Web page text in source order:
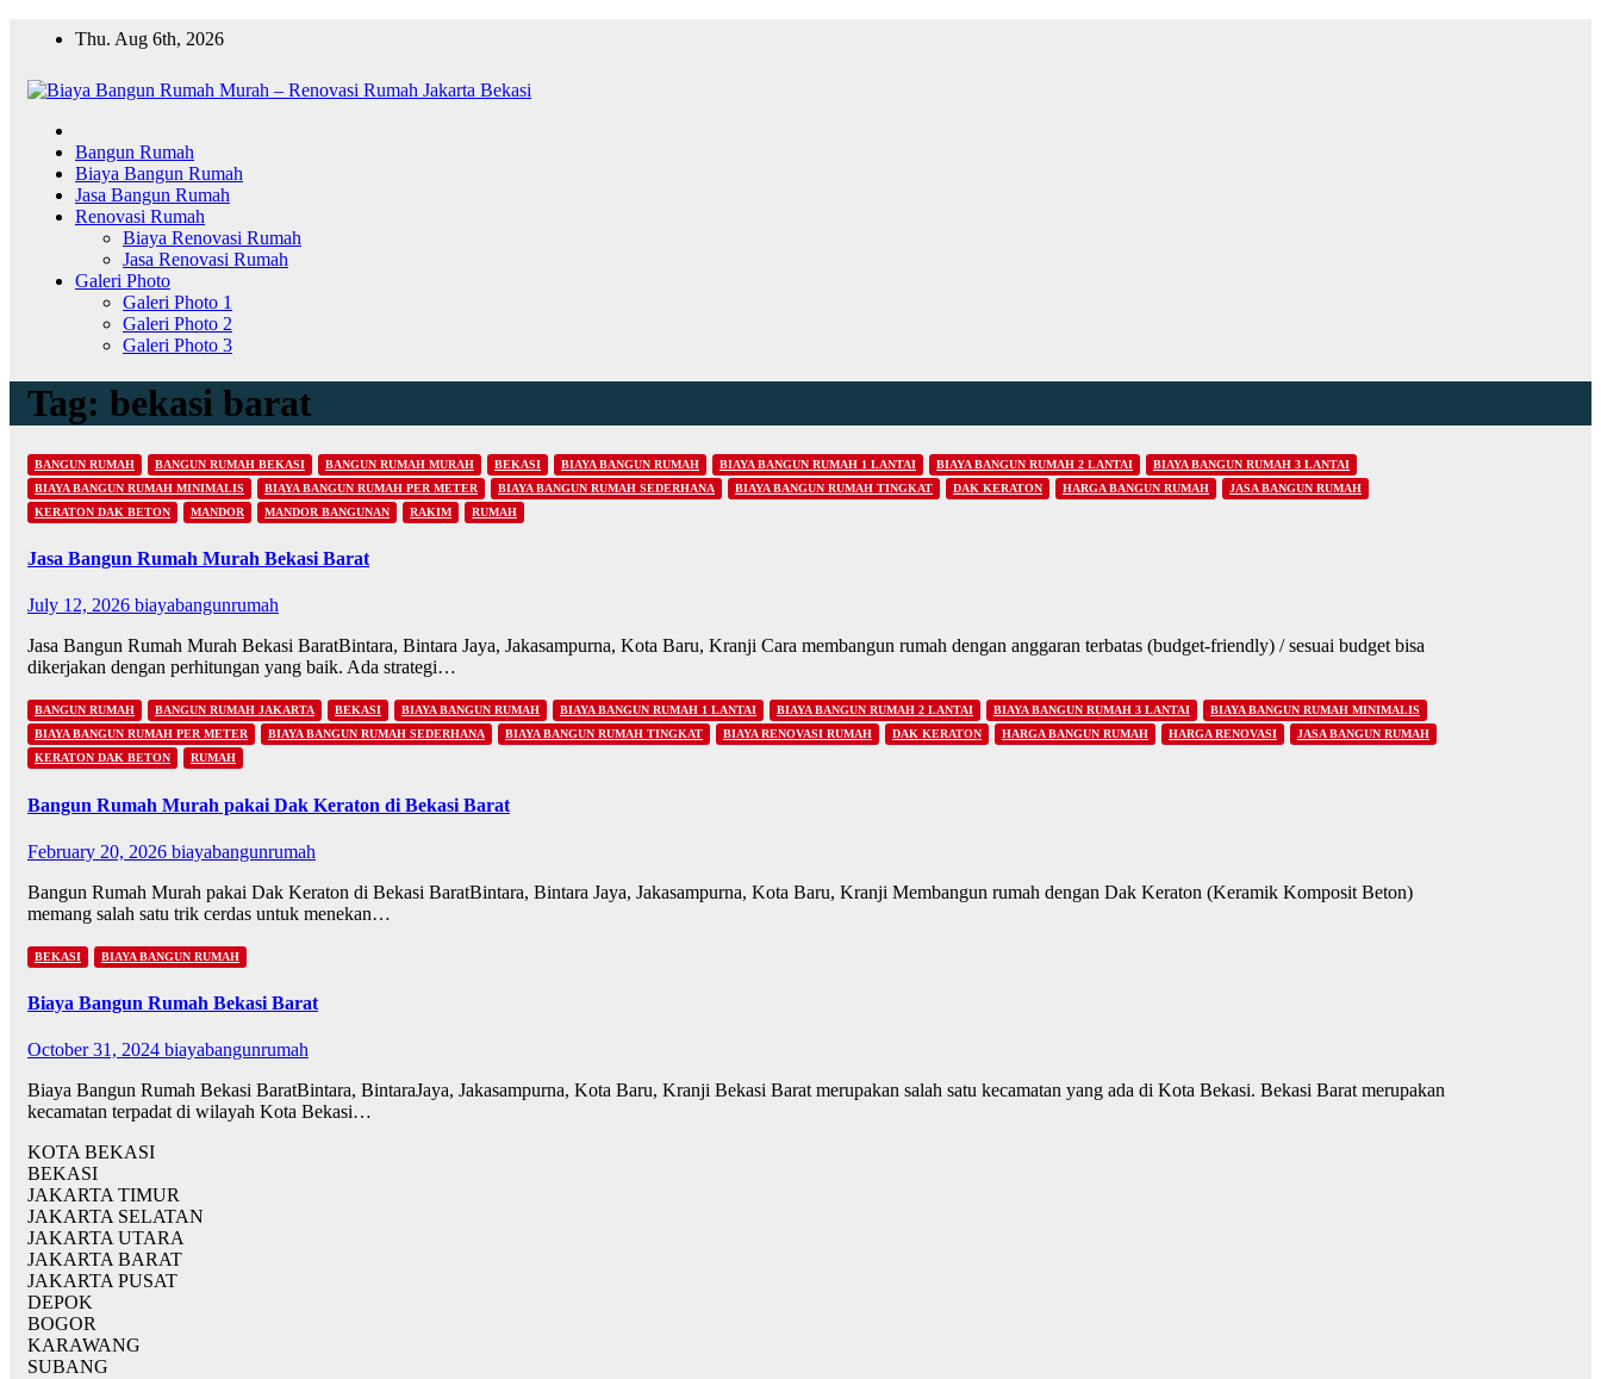
Thu. Aug 6th, 2026
Bangun Rumah
Biaya Bangun Rumah
Jasa Bangun Rumah
Renovasi Rumah
Biaya Renovasi Rumah
Jasa Renovasi Rumah
Galeri Photo
Galeri Photo 1
Galeri Photo 2
Galeri Photo 3
Tag: bekasi barat
BANGUN RUMAH BANGUN RUMAH BEKASI BANGUN RUMAH MURAH BEKASI BIAYA BANGUN RUMAH BIAYA BANGUN RUMAH 1 LANTAI BIAYA BANGUN RUMAH 2 LANTAI
BIAYA BANGUN RUMAH 3 LANTAI
BIAYA BANGUN RUMAH MINIMALIS
BIAYA BANGUN RUMAH PER METER BIAYA BANGUN RUMAH SEDERHANA BIAYA BANGUN RUMAH TINGKAT DAK KERATON HARGA BANGUN RUMAH
JASA BANGUN RUMAH
KERATON DAK BETON
MANDOR MANDOR BANGUNAN RAKIM RUMAH
Jasa Bangun Rumah Murah Bekasi Barat
July 12, 2026 biayabangunrumah
Jasa Bangun Rumah Murah Bekasi BaratBintara, Bintara Jaya, Jakasampurna, Kota Baru, Kranji Cara membangun rumah dengan anggaran terbatas (budget-friendly) / sesuai budget bisa
dikerjakan dengan perhitungan yang baik. Ada strategi…
BANGUN RUMAH BANGUN RUMAH JAKARTA BEKASI BIAYA BANGUN RUMAH BIAYA BANGUN RUMAH 1 LANTAI BIAYA BANGUN RUMAH 2 LANTAI BIAYA BANGUN RUMAH 3 LANTAI
BIAYA BANGUN RUMAH MINIMALIS
BIAYA BANGUN RUMAH PER METER
BIAYA BANGUN RUMAH SEDERHANA BIAYA BANGUN RUMAH TINGKAT BIAYA RENOVASI RUMAH DAK KERATON HARGA BANGUN RUMAH HARGA RENOVASI
JASA BANGUN RUMAH
KERATON DAK BETON
RUMAH
Bangun Rumah Murah pakai Dak Keraton di Bekasi Barat
February 20, 2026 biayabangunrumah
Bangun Rumah Murah pakai Dak Keraton di Bekasi BaratBintara, Bintara Jaya, Jakasampurna, Kota Baru, Kranji Membangun rumah dengan Dak Keraton (Keramik Komposit Beton)
memang salah satu trik cerdas untuk menekan…
BEKASI BIAYA BANGUN RUMAH
Biaya Bangun Rumah Bekasi Barat
October 31, 2024 biayabangunrumah
Biaya Bangun Rumah Bekasi BaratBintara, BintaraJaya, Jakasampurna, Kota Baru, Kranji Bekasi Barat merupakan salah satu kecamatan yang ada di Kota Bekasi. Bekasi Barat merupakan
kecamatan terpadat di wilayah Kota Bekasi…
KOTA BEKASI
BEKASI
JAKARTA TIMUR
JAKARTA SELATAN
JAKARTA UTARA
JAKARTA BARAT
JAKARTA PUSAT
DEPOK
BOGOR
KARAWANG
SUBANG